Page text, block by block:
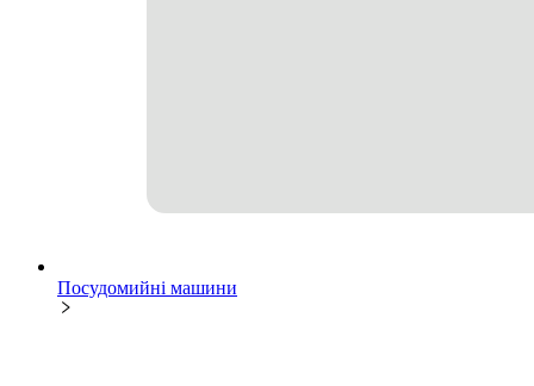
Посудомийні машини